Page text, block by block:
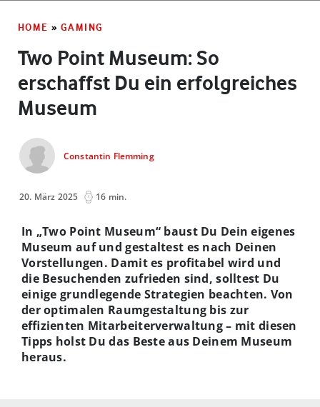
HOME » GAMING
Two Point Museum: So
erschaffst Du ein erfolgreiches
Museum
Constantin Flemming
20. März 2025 16 min.
In „Two Point Museum“ baust Du Dein eigenes
Museum auf und gestaltest es nach Deinen
Vorstellungen. Damit es profitabel wird und
die Besuchenden zufrieden sind, solltest Du
einige grundlegende Strategien beachten. Von
der optimalen Raumgestaltung bis zur
effizienten Mitarbeiterverwaltung – mit diesen
Tipps holst Du das Beste aus Deinem Museum
heraus.